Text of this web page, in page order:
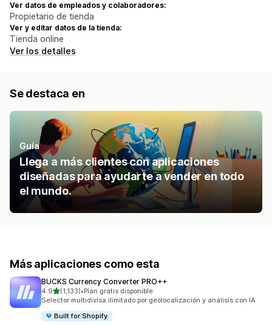
Ver datos de empleados y colaboradores:
Propietario de tienda
Ver y editar datos de la tienda:
Tienda online
Ver los detalles
Se destaca en
Guía
Llega a más clientes con aplicaciones
diseñadas para ayudarte a vender en todo
el mundo.
Más aplicaciones como esta
BUCKS Currency Converter PRO++
4.9de 5 estrellas
(1,133)
1133 reseñas en total
•Plan gratis disponible
Selector multidivisa ilimitado por geolocalización y análisis con IA
Built for Shopify